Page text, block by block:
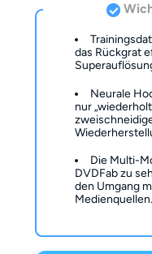
das Rückgrat
Neurale
nur
Die Multi-
DVDFab zu
den Umgang
Medienquellen.